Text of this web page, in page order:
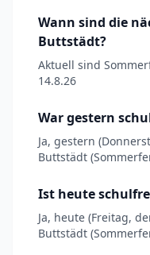
Wann sind die
Buttstädt?
Aktuell sind
14.8.26
War gestern
Ja, gestern
Buttstädt
Ist heute
Ja, heute (Freitag,
Buttstädt